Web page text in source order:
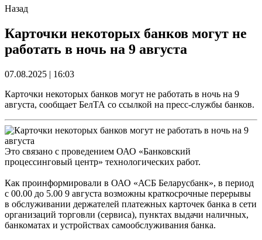
Назад
Карточки некоторых банков могут не
работать в ночь на 9 августа
07.08.2025 | 16:03
Карточки некоторых банков могут не работать в ночь на 9
августа, сообщает БелТА со ссылкой на пресс-службы банков.
Это связано с проведением ОАО «Банковский
процессинговый центр» технологических работ.
Как проинформировали в ОАО «АСБ Беларусбанк», в период
с 00.00 до 5.00 9 августа возможны краткосрочные перерывы
в обслуживании держателей платежных карточек банка в сети
организаций торговли (сервиса), пунктах выдачи наличных,
банкоматах и устройствах самообслуживания банка.